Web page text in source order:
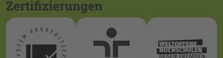
Zertifizierungen